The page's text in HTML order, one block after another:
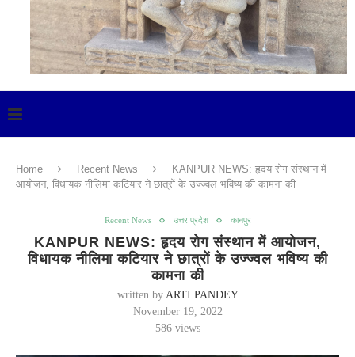
Home Recent News
KANPUR NEWS: हृदय रोग संस्थान में
आयोजन, विधायक नीलिमा कटियार ने छात्रों के उज्ज्वल भविष्य की कामना की
Recent News उत्तर प्रदेश कानपुर
KANPUR NEWS: हृदय रोग संस्थान में आयोजन,
विधायक नीलिमा कटियार ने छात्रों के उज्ज्वल भविष्य की
कामना की
written by ARTI PANDEY
November 19, 2022
586views